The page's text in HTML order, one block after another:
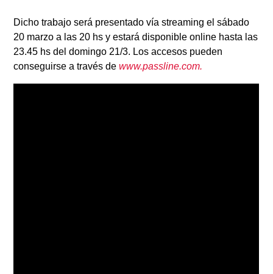
Dicho trabajo será presentadovía streaming el sábado
20 marzo a las 20 hsy estará disponible online hasta las
23.45 hs del domingo 21/3. Los accesos pueden
conseguirse a través dewww.passline.com.